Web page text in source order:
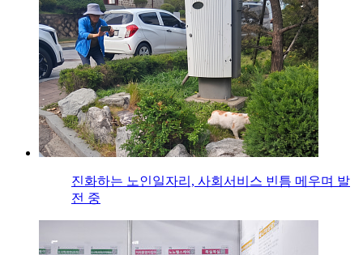
진화하는 노인일자리, 사회서비스 빈틈 메우며 발
전 중